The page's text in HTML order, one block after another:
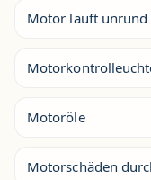
Motor läuft unrund
Motoröle
Motorschäden